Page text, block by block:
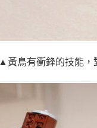
▲黃鳥有衝鋒的技能，